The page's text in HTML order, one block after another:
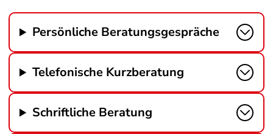
Persönliche Beratungsgespräche
Telefonische Kurzberatung
Schriftliche Beratung